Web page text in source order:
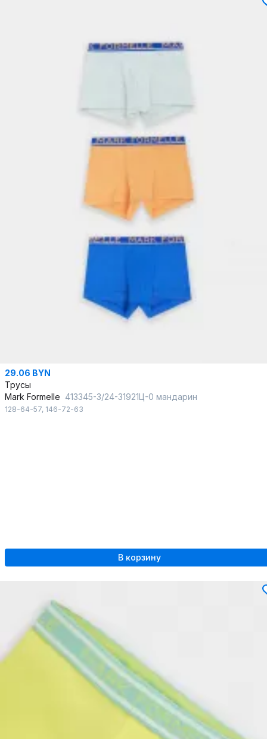
29.06 BYN
Трусы
Mark Formelle 413345-3/24-31921Ц-0 мандарин
128-64-57, 146-72-63
В корзину